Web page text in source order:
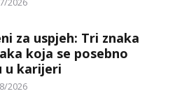
za uspjeh: Tri znaka
koja se posebno
u karijeri
2026